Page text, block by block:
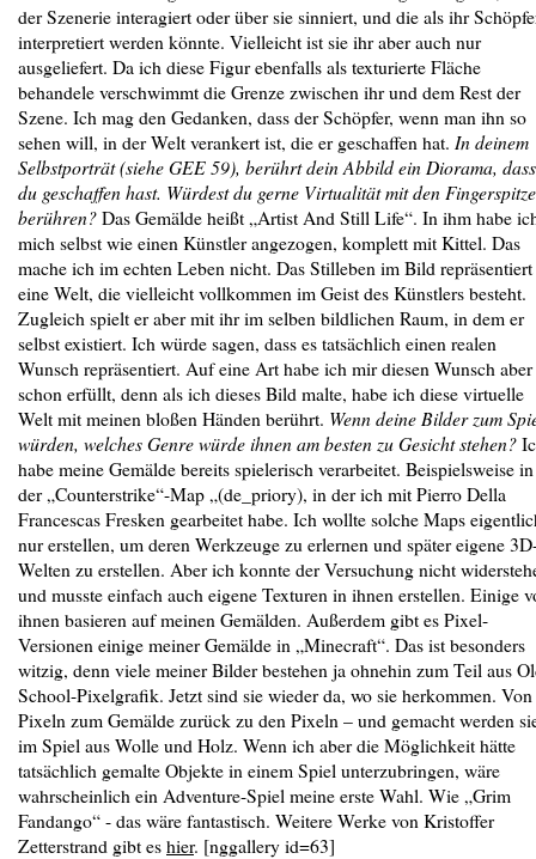
der Szenerie interagiert oder über sie sinniert, und die als ihr
interpretiert werden könnte. Vielleicht ist sie ihr aber auch nur
ausgeliefert. Da ich diese Figur ebenfalls als texturierte Fläche
behandele verschwimmt die Grenze zwischen ihr und dem Rest der
Szene. Ich mag den Gedanken, dass der Schöpfer, wenn man ihn so
sehen will, in der Welt verankert ist, die er geschaffen hat. In deinem
Selbstporträt (siehe GEE 59), berührt dein Abbild ein Diorama, dass
du geschaffen hast. Würdest du gerne Virtualität mit den
berühren?Das Gemälde heißt „Artist And Still Life“. In ihm habe
mich selbst wie einen Künstler angezogen, komplett mit Kittel. Das
mache ich im echten Leben nicht. Das Stilleben im Bild repräsentiert
eine Welt, die vielleicht vollkommen im Geist des Künstlers besteht.
Zugleich spielt er aber mit ihr im selben bildlichen Raum, in dem er
selbst existiert. Ich würde sagen, dass es tatsächlich einen realen
Wunsch repräsentiert. Auf eine Art habe ich mir diesen Wunsch aber
schon erfüllt, denn als ich dieses Bild malte, habe ich diese virtuelle
Welt mit meinen bloßen Händen berührt. Wenn deine Bilder zum
würden, welches Genre würde ihnen am besten zu Gesicht stehen?
habe meine Gemälde bereits spielerisch verarbeitet. Beispielsweise in
der „Counterstrike“-Map „(de_priory), in der ich mit Pierro Della
Francescas Fresken gearbeitet habe. Ich wollte solche Maps
nur erstellen, um deren Werkzeuge zu erlernen und später eigene
Welten zu erstellen. Aber ich konnte der Versuchung nicht
und musste einfach auch eigene Texturen in ihnen erstellen. Einige
ihnen basieren auf meinen Gemälden. Außerdem gibt es Pixel-
Versionen einige meiner Gemälde in „Minecraft“. Das ist besonders
witzig, denn viele meiner Bilder bestehen ja ohnehin zum Teil aus
School-Pixelgrafik. Jetzt sind sie wieder da, wo sie herkommen. Von
Pixeln zum Gemälde zurück zu den Pixeln – und gemacht werden
im Spiel aus Wolle und Holz. Wenn ich aber die Möglichkeit hätte
tatsächlich gemalte Objekte in einem Spiel unterzubringen, wäre
wahrscheinlich ein Adventure-Spiel meine erste Wahl. Wie „Grim
Fandango“ - das wäre fantastisch. Weitere Werke von Kristoffer
Zetterstrand gibt eshier. [nggallery id=63]